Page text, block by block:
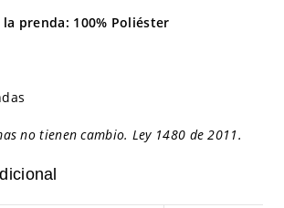
prenda: 100% Poliéster
no tienen cambio. Ley 1480 de 2011.